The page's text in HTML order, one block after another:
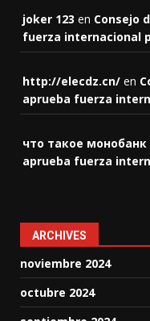
joker 123 en Consejo
fuerza internacional
http://elecdz.cn/ en
aprueba fuerza
что такое монобанк
aprueba fuerza
ARCHIVES
noviembre 2024
octubre 2024